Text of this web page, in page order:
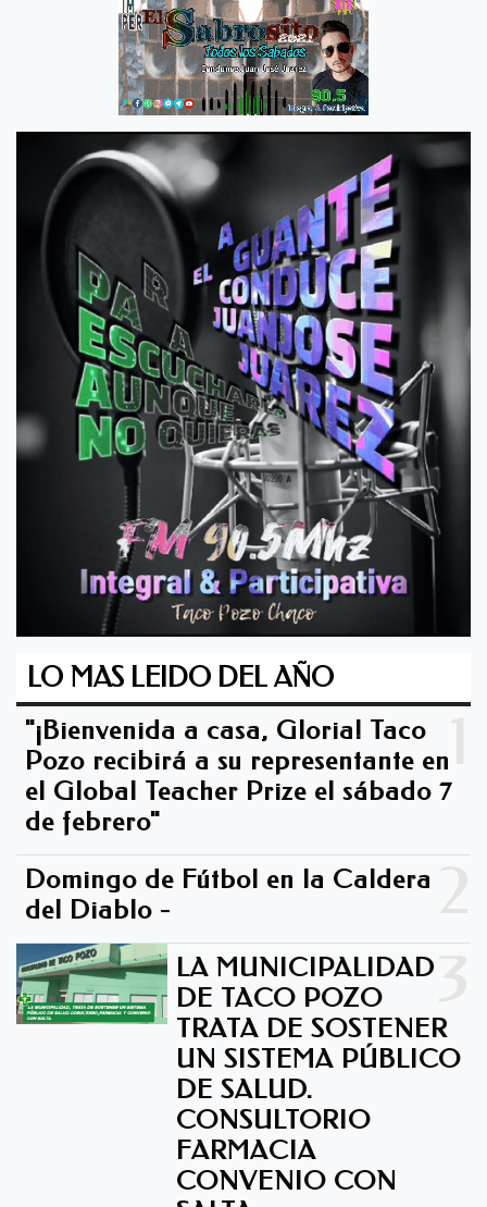
LO MAS LEIDO DEL AÑO
"¡Bienvenida a casa, Gloria! Taco
Pozo recibirá a su representante en
el Global Teacher Prize el sábado 7
de febrero"
Domingo de Fútbol en la Caldera
del Diablo -
LA MUNICIPALIDAD
DE TACO POZO
TRATA DE SOSTENER
UN SISTEMA PÚBLICO
DE SALUD.
CONSULTORIO
FARMACIA
CONVENIO CON